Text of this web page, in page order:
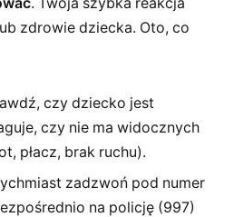
zdrowie dziecka. Oto, co
czy dziecko jest
czy nie ma widocznych
płacz, brak ruchu).
zadzwoń pod numer
na policję (997)